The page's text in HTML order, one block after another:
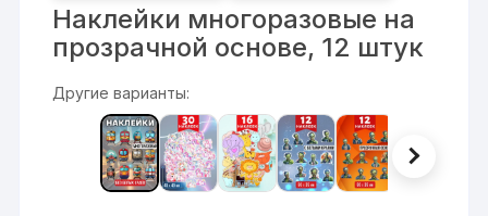
Наклейки многоразовые на
прозрачной основе, 12 штук
Другие варианты: